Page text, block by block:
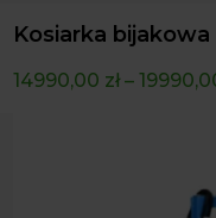
biuro@ ...
Kosiarka
14990,00 zł–